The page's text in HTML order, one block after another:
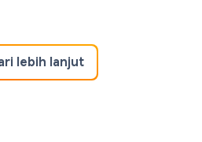
lebih lanjut